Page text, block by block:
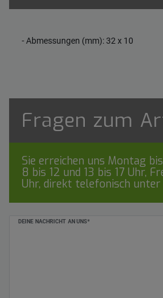
- Abmessungen (mm): 32 x 10
Fragen zum
Sie erreichen uns Montag
8 bis 12 und 13 bis 17 Uhr,
Uhr, direkt telefonisch unter
DEINE NACHRICHT AN UNS*
Ceres::Template.mailFormHoneypotLabel